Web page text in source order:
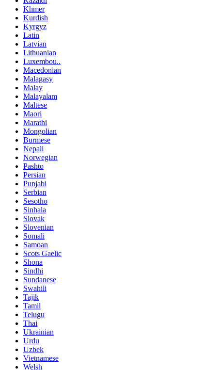
Khmer
Kurdish
Kyrgyz
Latin
Latvian
Lithuanian
Luxembou..
Macedonian
Malagasy
Malay
Malayalam
Maltese
Maori
Marathi
Mongolian
Burmese
Nepali
Norwegian
Pashto
Persian
Punjabi
Serbian
Sesotho
Sinhala
Slovak
Slovenian
Somali
Samoan
Scots Gaelic
Shona
Sindhi
Sundanese
Swahili
Tajik
Tamil
Telugu
Thai
Ukrainian
Urdu
Uzbek
Vietnamese
Welsh